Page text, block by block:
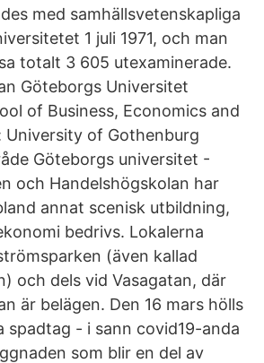
med samhällsvetenskapliga
1 juli 1971, och man
totalt 3 605 utexaminerade.
Göteborgs Universitet
of Business, Economics and
University of Gothenburg
Göteborgs universitet -
och Handelshögskolan har
annat scenisk utbildning,
bedrivs. Lokalerna
(även kallad
och dels vid Vasagatan, där
är belägen. Den 16 mars hölls
- i sann covid19-anda
som blir en del av